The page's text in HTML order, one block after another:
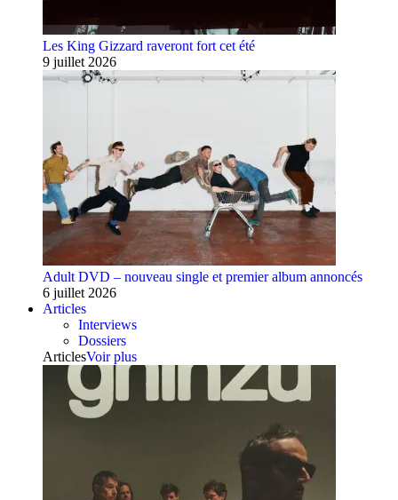
Les King Gizzard raveront fort cet été
9 juillet 2026
Adult DVD – nouveau single et premier album annoncés
6 juillet 2026
Articles
Interviews
Dossiers
ArticlesVoir plus